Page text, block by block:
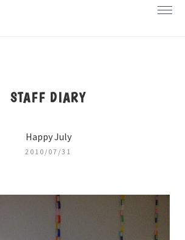
STAFF DIARY
Happy July
2010/07/31